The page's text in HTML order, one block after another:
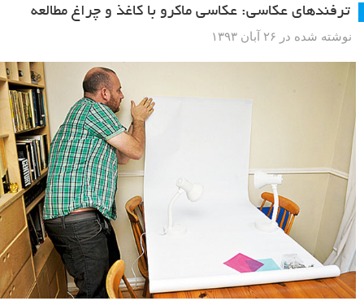
ترفندهای عکاسی: عکاسی ماکرو با کاغذ و چراغ مطالعه
نوشته شده در ۲۶ آبان ۱۳۹۳